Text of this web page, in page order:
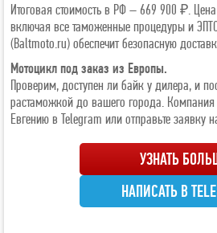
Итоговая стоимость в РФ – 669 900 ₽.
включая все таможенные процедуры и
(Baltmoto.ru) обеспечит безопасную
Мотоцикл под заказ из Европы.
Проверим, доступен ли байк у дилера, и
растаможкой до вашего города.
Евгению в Telegram или отправьте заявку
УЗНАТЬ
НАПИСАТЬ В